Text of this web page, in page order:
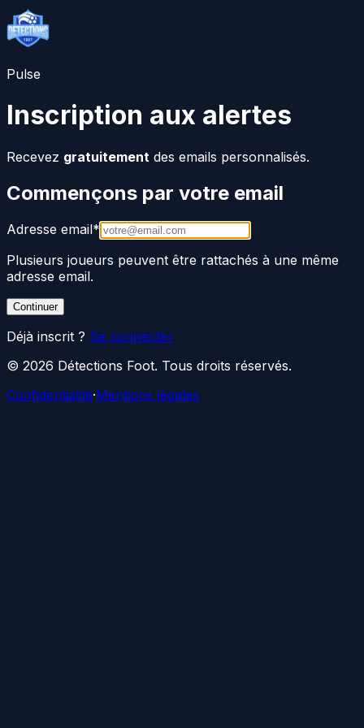
Pulse
Inscription aux alertes
Recevez gratuitement des emails personnalisés.
Commençons par votre email
Adresse email*
Plusieurs joueurs peuvent être rattachés à une même
adresse email.
Continuer
Déjà inscrit ? Se connecter
© 2026 Détections Foot. Tous droits réservés.
Confidentialité·Mentions légales